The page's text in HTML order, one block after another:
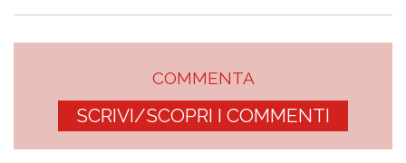
COMMENTA
SCRIVI/SCOPRI I COMMENTI